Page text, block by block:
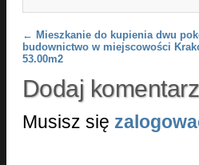
Post navigation
← Mieszkanie do kupienia dwu
budownictwo w miejscowości
53.00m2
Dodaj komentarz
Musisz się